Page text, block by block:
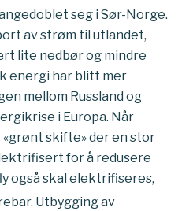
seg i Sør-Norge.
av strøm til utlandet,
lite nedbør og mindre
energi har blitt mer
mellom Russland og
i Europa. Når
skifte» der en stor
for å redusere
også skal elektrifiseres,
Utbygging av